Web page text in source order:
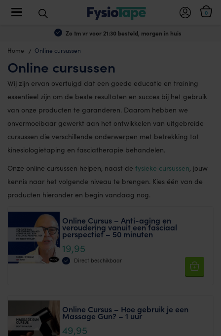
Zo tm vr voor 21:30 besteld, morgen in huis
0
Toggle navigation
Home Online cursussen
Online cursussen
Wij zijn ervan overtuigd dat een goede educatie en training
essentieel zijn om de beste resultaten en succes bij het gebruik
van onze producten te garanderen. Daarom hebben we
onvermoeibaar gewerkt aan het ontwikkelen van uitgebreide
cursussen die verschillende onderwerpen met betrekking tot
kinesiologietaping en fasciatherapie behandelen.
Onze online cursussen helpen, naast de fysieke cursussen, jouw
kennis naar het volgende niveau te brengen. Kies één van de
producten hieronder en begin vandaag nog.
Online Cursus – Anti-aging en
veroudering vanuit een fasciaal
perspectief – 50 minuten
19,95
Direct beschikbaar
Online Cursus – Hoe gebruik je een
Massage Gun? – 1 uur
49,95